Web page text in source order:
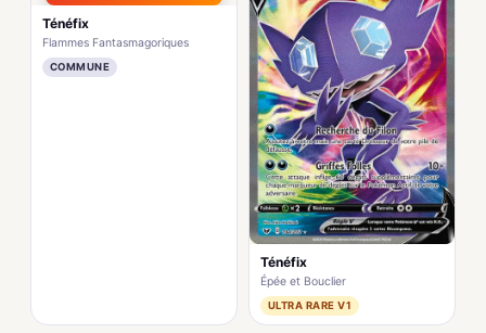
Ténéfix
Flammes Fantasmagoriques
COMMUNE
Ténéfix
Épée et Bouclier
ULTRA RARE V1